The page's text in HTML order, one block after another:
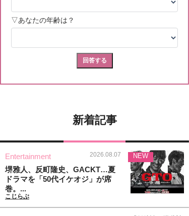
新着記事
Entertainment 2026.08.07
堺雅人、反町隆史、GACKT…夏
ドラマを「50代イケオジ」が席
巻。...
こじらぶ
NEW